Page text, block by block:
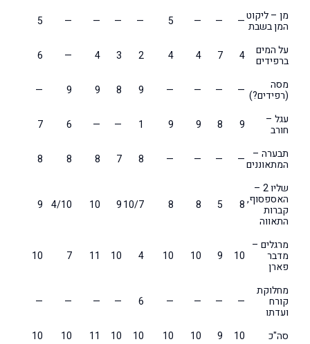
מן – ליקוט
המן בשבת —
—
—
5
—
—
—
—
5
על המים
ברפידים 4
7
4
4
2
3
4
—
6
מסה
(רפידים?) —
—
—
—
9
8
9
9
—
עגל –
חורב 9
8
9
9
1
—
—
6
7
תבערה –
המתאוננים—
—
—
—
8
7
8
8
8
שליו 2 –
האספסוף,
קברות
התאווה
8
5
8
8
10/7
9
10
4/10
9
מרגלים –
מדבר
פארן
10
9
10
10
4
10
11
7
10
מחלוקת
קורח
ועדתו
—
—
—
—
6
—
—
—
—
סה"כ 10
9
10
10
10
10
11
10
10